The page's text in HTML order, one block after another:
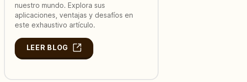
nuestro mundo. Explora sus
aplicaciones, ventajas y desafíos en
este exhaustivo artículo.
LEER BLOG